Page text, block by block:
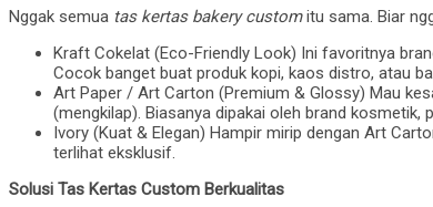
Nggak semua tas kertas bakery customitu sama. Biar
Kraft Cokelat (Eco-Friendly Look) Ini favoritnya
Cocok banget buat produk kopi, kaos distro, atau
Art Paper / Art Carton (Premium & Glossy) Mau
(mengkilap). Biasanya dipakai oleh brand kosmetik,
Ivory (Kuat & Elegan) Hampir mirip dengan Art
terlihat eksklusif.
Solusi Tas Kertas Custom Berkualitas